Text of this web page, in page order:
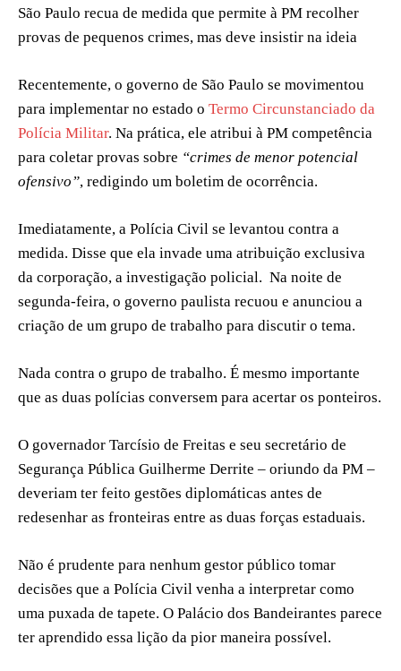
São Paulo recua de medida que permite à PM recolher
provas de pequenos crimes, mas deve insistir na ideia
Recentemente, o governo de São Paulo se movimentou
para implementar no estado o Termo Circunstanciado da
Polícia Militar. Na prática, ele atribui à PM competência
para coletar provas sobre “crimes de menor potencial
ofensivo”, redigindo um boletim de ocorrência.
Imediatamente, a Polícia Civil se levantou contra a
medida. Disse que ela invade uma atribuição exclusiva
da corporação, a investigação policial. Na noite de
segunda-feira, o governo paulista recuou e anunciou a
criação de um grupo de trabalho para discutir o tema.
Nada contra o grupo de trabalho. É mesmo importante
que as duas polícias conversem para acertar os ponteiros.
O governador Tarcísio de Freitas e seu secretário de
Segurança Pública Guilherme Derrite – oriundo da PM –
deveriam ter feito gestões diplomáticas antes de
redesenhar as fronteiras entre as duas forças estaduais.
Não é prudente para nenhum gestor público tomar
decisões que a Polícia Civil venha a interpretar como
uma puxada de tapete. O Palácio dos Bandeirantes parece
ter aprendido essa lição da pior maneira possível.